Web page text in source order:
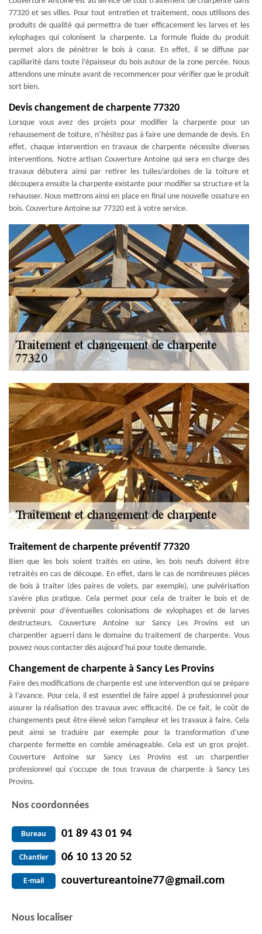
77320 et ses villes. Pour tout entretien et traitement, nous utilisons des
produits de qualité qui permettra de tuer efficacement les larves et les
xylophages qui colonisent la charpente. La formule fluide du produit
permet alors de pénétrer le bois à cœur. En effet, il se diffuse par
capillarité dans toute l’épaisseur du bois autour de la zone percée. Nous
attendons une minute avant de recommencer pour vérifier que le produit
sort bien.
Devis changement de charpente 77320
Lorsque vous avez des projets pour modifier la charpente pour un
rehaussement de toiture, n’hésitez pas à faire une demande de devis. En
effet, chaque intervention en travaux de charpente nécessite diverses
interventions. Notre artisan Couverture Antoine qui sera en charge des
travaux débutera ainsi par retirer les tuiles/ardoises de la toiture et
découpera ensuite la charpente existante pour modifier sa structure et la
rehausser. Nous mettrons ainsi en place en final une nouvelle ossature en
bois. Couverture Antoine sur 77320 est à votre service.
Traitement de charpente préventif 77320
Bien que les bois soient traités en usine, les bois neufs doivent être
retraités en cas de découpe. En effet, dans le cas de nombreuses pièces
de bois à traiter (des paires de volets, par exemple), une pulvérisation
s’avère plus pratique. Cela permet pour cela de traiter le bois et de
prévenir pour d’éventuelles colonisations de xylophages et de larves
destructeurs. Couverture Antoine sur Sancy Les Provins est un
charpentier aguerri dans le domaine du traitement de charpente. Vous
pouvez nous contacter dès aujourd’hui pour toute demande.
Changement de charpente à Sancy Les Provins
Faire des modifications de charpente est une intervention qui se prépare
à l’avance. Pour cela, il est essentiel de faire appel à professionnel pour
assurer la réalisation des travaux avec efficacité. De ce fait, le coût de
changements peut être élevé selon l’ampleur et les travaux à faire. Cela
peut ainsi se traduire par exemple pour la transformation d’une
charpente fermette en comble aménageable. Cela est un gros projet.
Couverture Antoine sur Sancy Les Provins est un charpentier
professionnel qui s’occupe de tous travaux de charpente à Sancy Les
Provins.
Nos coordonnées
Bureau 01 89 43 01 94
Chantier 06 10 13 20 52
E-mail couvertureantoine77@gmail.com
Nous localiser